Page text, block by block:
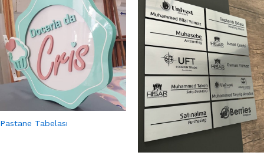
Pastane Tabelası